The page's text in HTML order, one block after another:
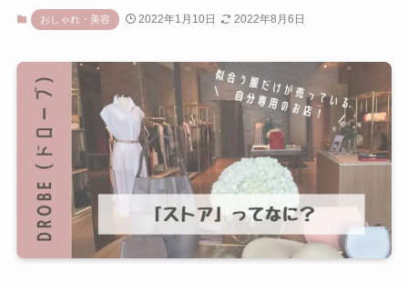
おしゃれ・美容 2022年1月10日 2022年8月6日